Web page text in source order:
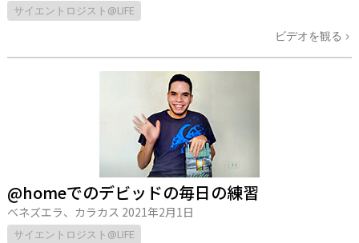
サイエントロジスト@LIFE
ビデオを観る
@homeでのデビッドの毎日の練習
ベネズエラ、カラカス 2021年2月1日
サイエントロジスト@LIFE